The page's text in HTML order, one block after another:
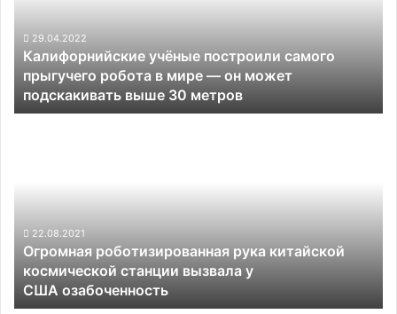
мире —
он
может
подскакивать
29.04.2022
Калифорнийские учёные построили самого
прыгучего робота в мире — он может
подскакивать выше 30 метров
вызвала
США озабоченность
22.08.2021
Огромная роботизированная рука китайской
космической станции вызвала у
США озабоченность